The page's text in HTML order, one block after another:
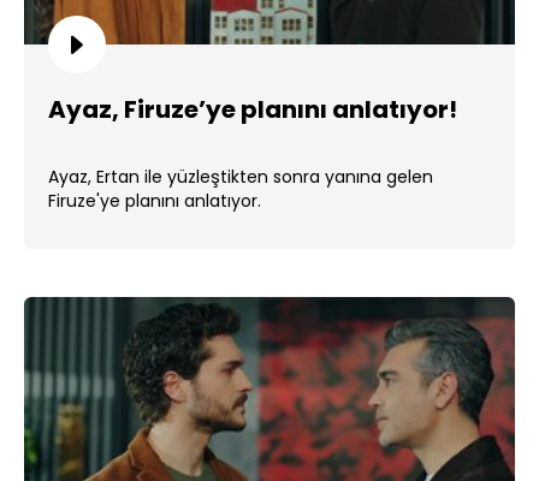
Ayaz, Firuze’ye planını anlatıyor!
Ayaz, Ertan ile yüzleştikten sonra yanına gelen
Firuze'ye planını anlatıyor.